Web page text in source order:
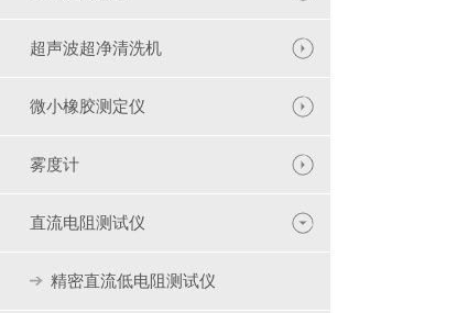
超声波超净清洗机
微小橡胶测定仪
雾度计
直流电阻测试仪
精密直流低电阻测试仪